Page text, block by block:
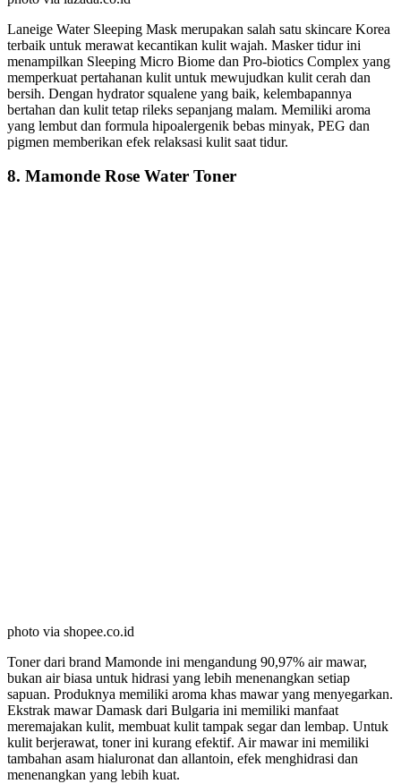
Laneige Water Sleeping Mask merupakan salah satu skincare Korea
terbaik untuk merawat kecantikan kulit wajah. Masker tidur ini
menampilkan Sleeping Micro Biome dan Pro-biotics Complex yang
memperkuat pertahanan kulit untuk mewujudkan kulit cerah dan
bersih. Dengan hydrator squalene yang baik, kelembapannya
bertahan dan kulit tetap rileks sepanjang malam. Memiliki aroma
yang lembut dan formula hipoalergenik bebas minyak, PEG dan
pigmen memberikan efek relaksasi kulit saat tidur.
8. Mamonde Rose Water Toner
photo via shopee.co.id
Toner dari brand Mamonde ini mengandung 90,97% air mawar,
bukan air biasa untuk hidrasi yang lebih menenangkan setiap
sapuan. Produknya memiliki aroma khas mawar yang menyegarkan.
Ekstrak mawar Damask dari Bulgaria ini memiliki manfaat
meremajakan kulit, membuat kulit tampak segar dan lembap. Untuk
kulit berjerawat, toner ini kurang efektif. Air mawar ini memiliki
tambahan asam hialuronat dan allantoin, efek menghidrasi dan
menenangkan yang lebih kuat.